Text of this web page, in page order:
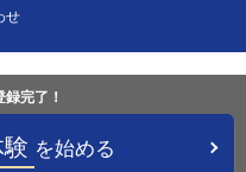
完了！
を始める
せ